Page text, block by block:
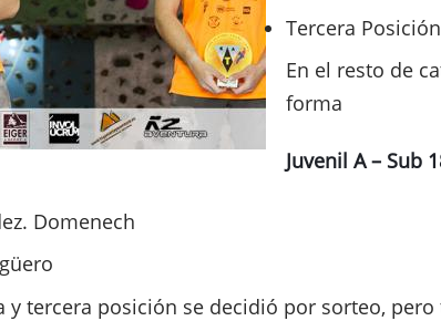
Tercera
En el resto de
forma
Juvenil A – Sub
Domenech
y tercera posición se decidió por sorteo,